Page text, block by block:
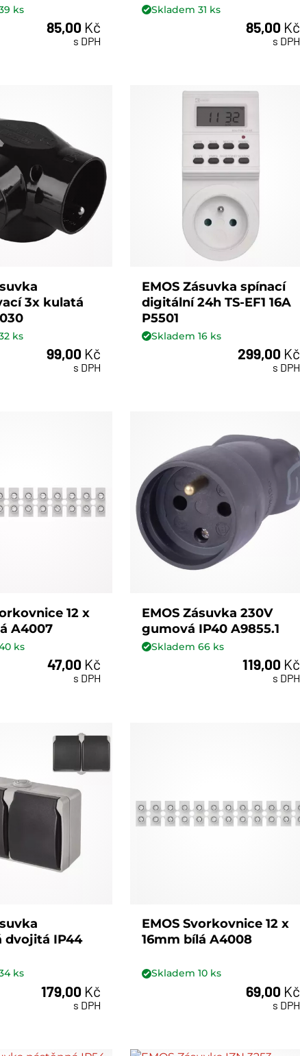
ks
85,00 Kč
s DPH
Skladem31 ks
85,00 Kč
s DPH
3x kulatá
ks
99,00 Kč
s DPH
EMOS Zásuvka spínací
digitální 24h TS-EF1 16A
P5501
Skladem16 ks
299,00 Kč
s DPH
12 x
A4007
ks
47,00 Kč
s DPH
EMOS Zásuvka 230V
gumová IP40 A9855.1
Skladem66 ks
119,00 Kč
s DPH
dvojitá IP44
ks
179,00 Kč
s DPH
EMOS Svorkovnice 12 x
16mm bílá A4008
Skladem10 ks
69,00 Kč
s DPH